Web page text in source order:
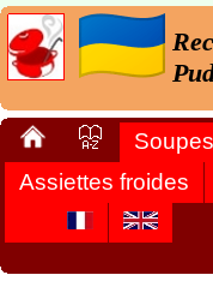
Soupes
Assiettes froides